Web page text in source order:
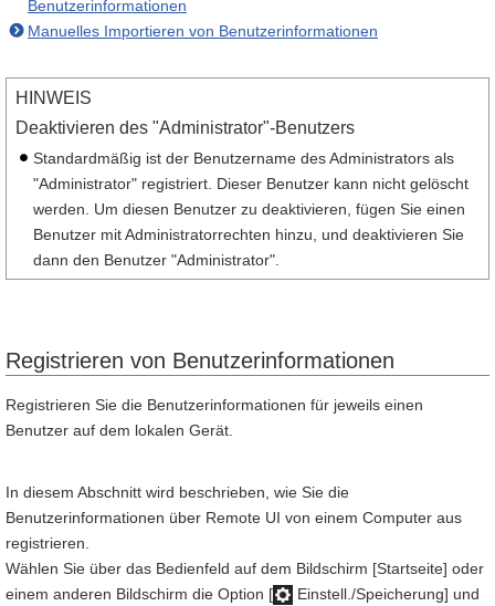
Benutzerinformationen
Manuelles Importieren von Benutzerinformationen
HINWEIS
Deaktivieren des "Administrator"-Benutzers
Standardmäßig ist der Benutzername des Administrators als
"Administrator" registriert. Dieser Benutzer kann nicht gelöscht
werden. Um diesen Benutzer zu deaktivieren, fügen Sie einen
Benutzer mit Administratorrechten hinzu, und deaktivieren Sie
dann den Benutzer "Administrator".
Registrieren von Benutzerinformationen
Registrieren Sie die Benutzerinformationen für jeweils einen
Benutzer auf dem lokalen Gerät.
In diesem Abschnitt wird beschrieben, wie Sie die
Benutzerinformationen über Remote UI von einem Computer aus
registrieren.
Wählen Sie über das Bedienfeld auf dem Bildschirm [Startseite] oder
einem anderen Bildschirm die Option [
Einstell./Speicherung] und